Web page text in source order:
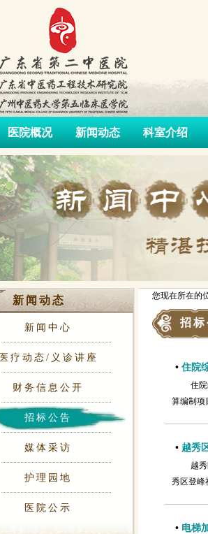
医院概况 新闻动态 科室介绍
新闻动态
新闻中心
医疗动态/义诊讲座
财务信息公开
招标公告
媒体采访
护理园地
医院公示
您现在所在的
招标
• 住院
住
算编制项
• 越秀
越
秀区登峰
• 电梯